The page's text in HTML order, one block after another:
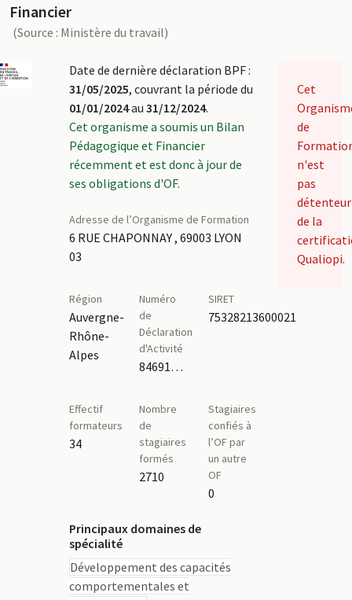
Financier
(Source : Ministère du travail)
Date de dernière déclaration BPF :
31/05/2025, couvrant la période du
01/01/2024au 31/12/2024.
Cet organisme a soumis un Bilan
Pédagogique et Financier
récemment et est donc à jour de
ses obligations d'OF.
Adresse de l’Organisme de Formation
6 RUE CHAPONNAY , 69003 LYON
03
Région
Auvergne-
Rhône-
Alpes
Numéro
de
Déclaration
d'Activité
84691809269,26210306421
SIRET
75328213600021
Effectif
formateurs
34
Nombre
de
stagiaires
formés
2710
Stagiaires
confiés à
l’OF par
un autre
OF
0
Principaux domaines de
spécialité
Développement des capacités
comportementales et
Cet
de
n'est
pas
détenteur
de la
Qualiopi.